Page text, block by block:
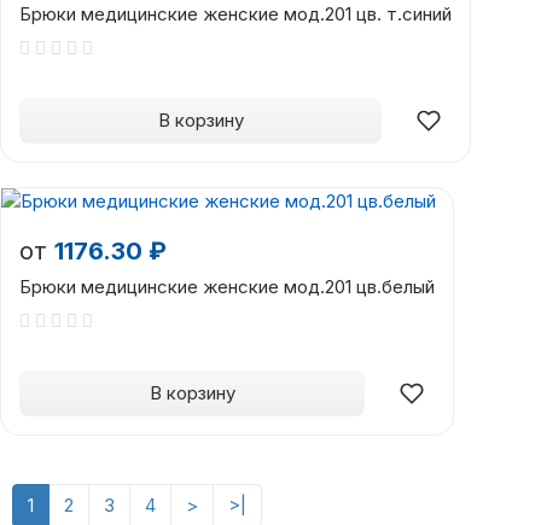
Брюки медицинские женские мод.201 цв. т.синий
В корзину
от 1176.30 ₽
Брюки медицинские женские мод.201 цв.белый
В корзину
1 2 3 4 > >|